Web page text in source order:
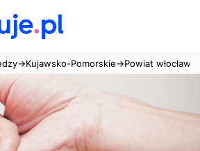
→Kujawsko-Pomorskie→Powiat